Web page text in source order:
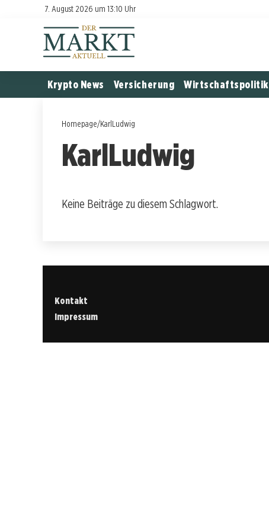
7. August 2026 um 13:10 Uhr
Krypto News Versicherung Wirtschaftspolitik
Homepage/KarlLudwig
KarlLudwig
Keine Beiträge zu diesem Schlagwort.
Kontakt
Impressum